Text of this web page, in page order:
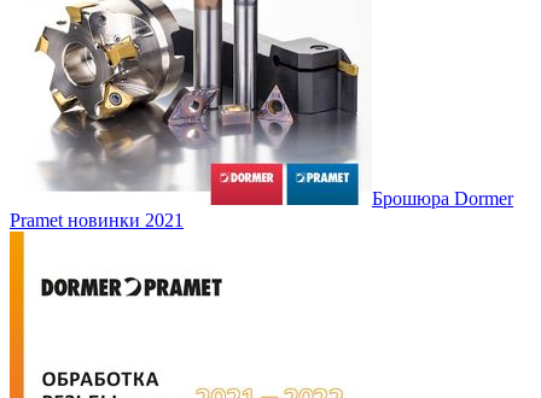
Брошюра Dormer
Pramet новинки 2021